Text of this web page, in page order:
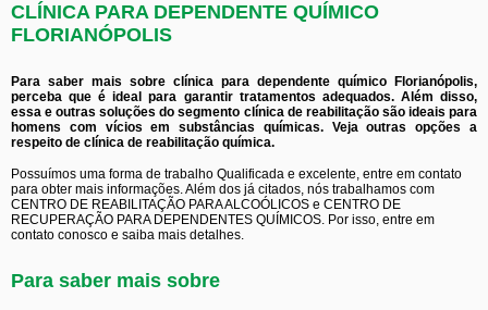
CLÍNICA PARA DEPENDENTE QUÍMICO
FLORIANÓPOLIS
Para saber mais sobre clínica para dependente químico Florianópolis,
perceba que é ideal para garantir tratamentos adequados. Além disso,
essa e outras soluções do segmento clínica de reabilitação são ideais para
homens com vícios em substâncias químicas. Veja outras opções a
respeito de clínica de reabilitação química.
Possuímos uma forma de trabalho Qualificada e excelente, entre em contato
para obter mais informações. Além dos já citados, nós trabalhamos com
CENTRO DE REABILITAÇÃO PARA ALCOÓLICOS e CENTRO DE
RECUPERAÇÃO PARA DEPENDENTES QUÍMICOS. Por isso, entre em
contato conosco e saiba mais detalhes.
Para saber mais sobre